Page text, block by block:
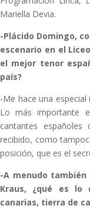
Mariella Devia.
-Plácido Domingo,
escenario en el
el mejor tenor
país?
-Me hace una
Lo más importante
cantantes
recibido, como
posición, que es el
-A menudo
Kraus, ¿qué es lo
canarias, tierra de